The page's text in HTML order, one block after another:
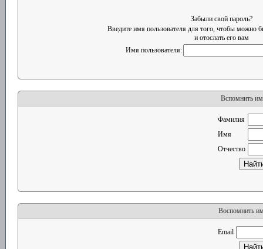
Забыли свой пароль?
Введите имя пользователя для того, чтобы можно
и отослать его вам
Имя пользователя:
Вспомнить
Фамилия
Имя
Отчество
Воспомнить
Email